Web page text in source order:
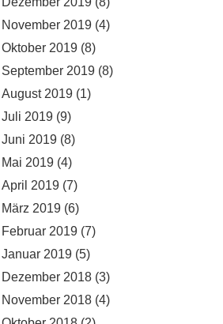
November 2019 (4)
Oktober 2019 (8)
September 2019 (8)
August 2019 (1)
Juli 2019 (9)
Juni 2019 (8)
Mai 2019 (4)
April 2019 (7)
März 2019 (6)
Februar 2019 (7)
Januar 2019 (5)
Dezember 2018 (3)
November 2018 (4)